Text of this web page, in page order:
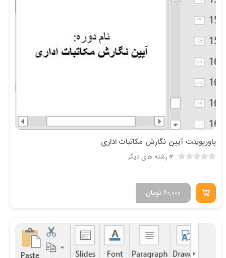
پاورپوینت آیین نگارش مکاتبات اداری
رشته های دیگر
تومان 60,000